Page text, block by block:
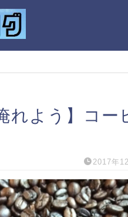
れよう】コー
2017年